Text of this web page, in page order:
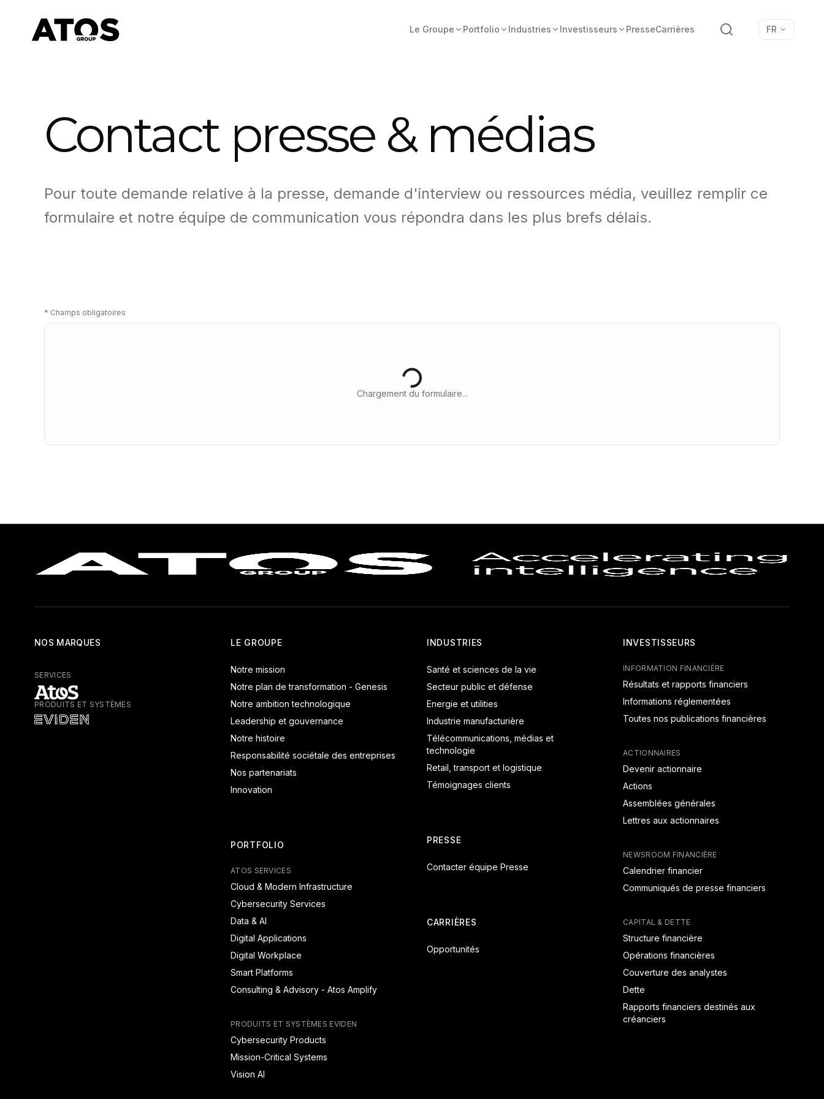
Le Groupe Portfolio Industries Investisseurs PresseCarrières Recherche
FR
Contact presse & médias
Pour toute demande relative à la presse, demande d'interview ou ressources média, veuillez remplir ce
formulaire et notre équipe de communication vous répondra dans les plus brefs délais.
* Champs obligatoires
Chargement du formulaire...
NOS MARQUES
SERVICES
Atos - Services
PRODUITS ET SYSTÈMES
LE GROUPE
Notre mission
Notre plan de transformation - Genesis
Notre ambition technologique
Leadership et gouvernance
Notre histoire
Responsabilité sociétale des entreprises
Nos partenariats
Innovation
PORTFOLIO
ATOS SERVICES
Cloud & Modern Infrastructure
Cybersecurity Services
Data & AI
Digital Applications
Digital Workplace
Smart Platforms
Consulting & Advisory - Atos Amplify
PRODUITS ET SYSTÈMES EVIDEN
Cybersecurity Products
Mission-Critical Systems
Vision AI
INDUSTRIES
Santé et sciences de la vie
Secteur public et défense
Energie et utilities
Industrie manufacturière
Télécommunications, médias et
technologie
Retail, transport et logistique
Témoignages clients
PRESSE
Contacter équipe Presse
CARRIÈRES
Opportunités
INVESTISSEURS
INFORMATION FINANCIÈRE
Résultats et rapports financiers
Informations réglementées
Toutes nos publications financières
ACTIONNAIRES
Devenir actionnaire
Actions
Assemblées générales
Lettres aux actionnaires
NEWSROOM FINANCIÈRE
Calendrier financier
Communiqués de presse financiers
CAPITAL & DETTE
Structure financière
Opérations financières
Couverture des analystes
Dette
Rapports financiers destinés aux
créanciers